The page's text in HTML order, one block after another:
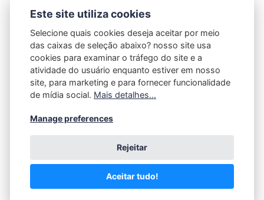
apóstolo Paulo
aramaico
autismo
Powered by Publii
Este site utiliza cookies
Selecione quais cookies deseja aceitar por meio
das caixas de seleção abaixo? nosso site usa
cookies para examinar o tráfego do site e a
atividade do usuário enquanto estiver em nosso
site, para marketing e para fornecer funcionalidade
de mídia social. Mais detalhes...
Manage preferences
Rejeitar
Aceitar tudo!